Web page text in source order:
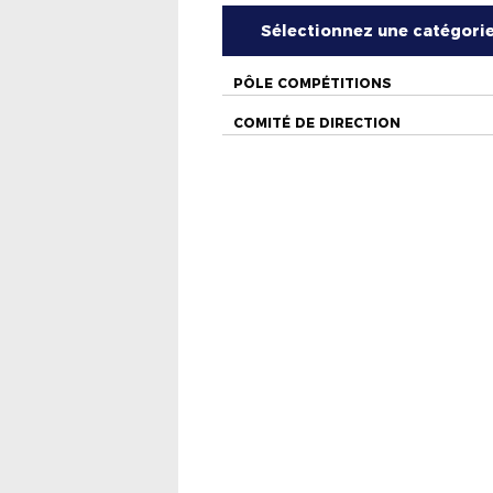
Sélectionnez une
PÔLE COMPÉTITIONS
COMITÉ DE DIRECTION